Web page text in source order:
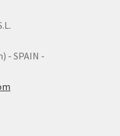
- SPAIN -